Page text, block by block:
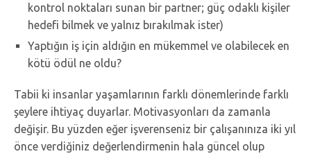
kontrol noktaları sunan bir partner; güç odaklı kişiler
hedefi bilmek ve yalnız bırakılmak ister)
Yaptığın iş için aldığın en mükemmel ve olabilecek en
kötü ödül ne oldu?
Tabii ki insanlar yaşamlarının farklı dönemlerinde farklı
şeylere ihtiyaç duyarlar. Motivasyonları da zamanla
değişir. Bu yüzden eğer işverenseniz bir çalışanınıza iki yıl
önce verdiğiniz değerlendirmenin hala güncel olup